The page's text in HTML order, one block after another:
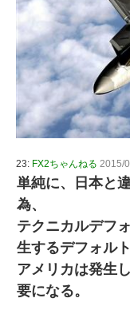
23: FX2ちゃんねる 2015/
単純に、日本と
為、
テクニカルデフ
生するデフォルト
アメリカは発生
要になる。